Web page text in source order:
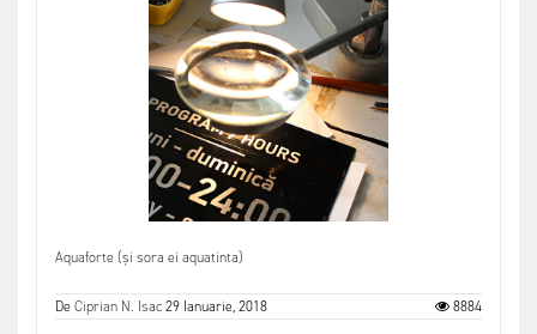
Aquaforte (și sora ei aquatinta)
DeCiprian N. Isac29 Ianuarie, 2018 8884